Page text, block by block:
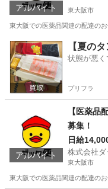
アルバイト 東大阪市
東大阪での医薬品関連の配達の
大阪 東大阪市 配送
【夏の
状態が悪
プリフラ
アルバイト
【医薬品
募集！
日給
株式会社ダ
東大阪市
東大阪での医薬品関連の配達の